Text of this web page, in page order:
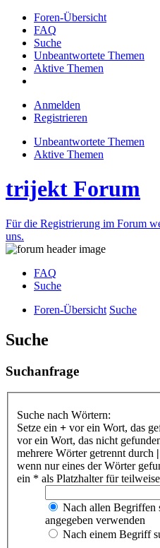
Foren-Übersicht
FAQ
Suche
Unbeantwortete Themen
Aktive Themen
Anmelden
Registrieren
Unbeantwortete Themen
Aktive Themen
trijekt Forum
Für die Registrierung im Forum
uns.
FAQ
Suche
Foren-Übersicht Suche
Suche
Suchanfrage
Suche nach Wörtern:
Setze ein + vor ein Wort, das
vor ein Wort, das nicht
mehrere Wörter getrennt durch |
wenn nur eines der Wörter
ein * als Platzhalter für
Nach allen Begriffen
angegeben verwenden
Nach einem Begriff